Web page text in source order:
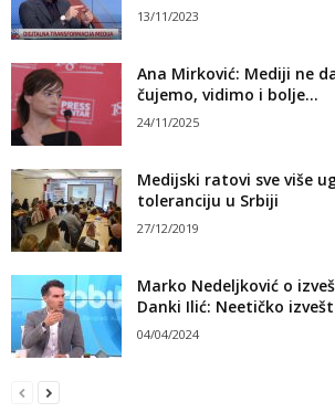
13/11/2023
Ana Mirković: Mediji ne
čujemo, vidimo i bolje...
24/11/2025
Medijski ratovi sve više
toleranciju u Srbiji
27/12/2019
Marko Nedeljković o
Danki Ilić: Neetičko
04/04/2024